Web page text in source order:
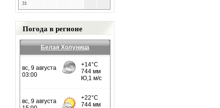
31
Погода в регионе
Белая Холуница